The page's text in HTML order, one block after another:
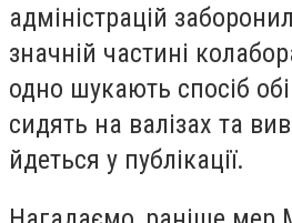
адміністрацій
значній частині
одно шукають спосіб
сидять на валізах та
йдеться у публікації.